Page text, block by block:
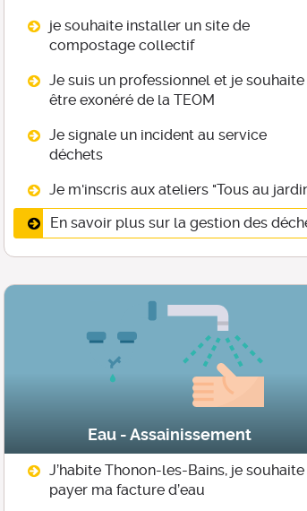
je souhaite installer un site de
compostage collectif
Je suis un professionnel et je souhaite
être exonéré de la TEOM
Je signale un incident au service
déchets
Je m'inscris aux ateliers "Tous au
En savoir plus sur la gestion des
Eau - Assainissement
J’habite Thonon-les-Bains, je souhaite
payer ma facture d’eau